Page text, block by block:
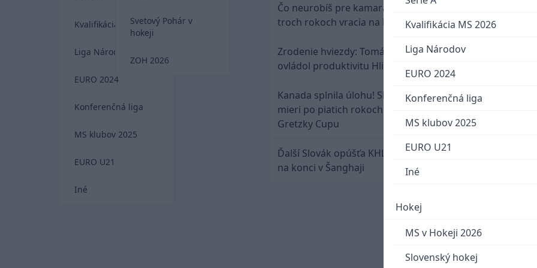
Kvalifikácia MS 2026
Liga Národov
EURO 2024
Konferenčná liga
MS klubov 2025
EURO U21
Iné
Svetový Pohár v
hokeji
ZOH 2026
Kvalifikácia MS 2026
Liga Národov
EURO 2024
Konferenčná liga
MS klubov 2025
EURO U21
Iné
Hokej
MS v Hokeji 2026
Slovenský hokej
Čo neurobíš pre kamaráta! Marián Hossa sa po
troch rokoch vracia na ľad
Zrodenie hviezdy: Tomáš Selič zničil Švajčiarov a
ovládol produktivitu Hlinka Gretzky Cupu
Kanada splnila úlohu! Slovenská osemnástka
mieri po piatich rokoch do semifinále Hlinka
Gretzky Cupu
Ďalší Slovák opúšťa KHL. Patrik Rybár sa dohodol
na konci v Šanghaji